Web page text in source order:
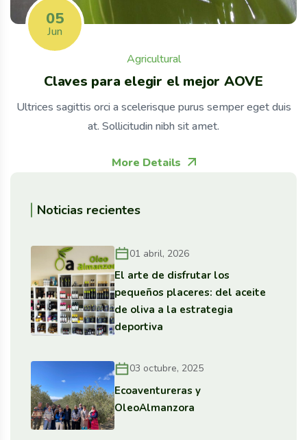
05
Jun
Agricultural
Claves para elegir el mejor AOVE
Ultrices sagittis orci a scelerisque purus semper eget duis
at. Sollicitudin nibh sit amet.
More Details
Noticias recientes
01 abril, 2026
El arte de disfrutar los
pequeños placeres: del aceite
de oliva a la estrategia
deportiva
03 octubre, 2025
Ecoaventureras y
OleoAlmanzora